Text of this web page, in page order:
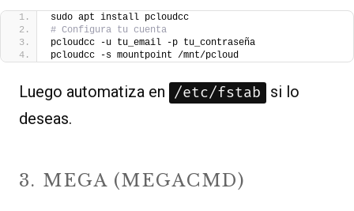
sudo apt install pcloudcc
# Configura tu cuenta
pcloudcc -u tu_email -p tu_contraseña
pcloudcc -s mountpoint /mnt/pcloud
Luego automatiza en /etc/fstab
si lo
deseas.
3. MEGA (MEGACMD)